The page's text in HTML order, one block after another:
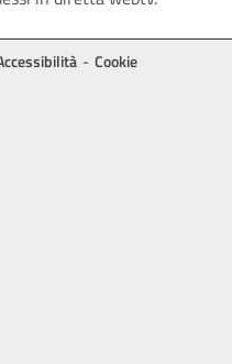
Cookie